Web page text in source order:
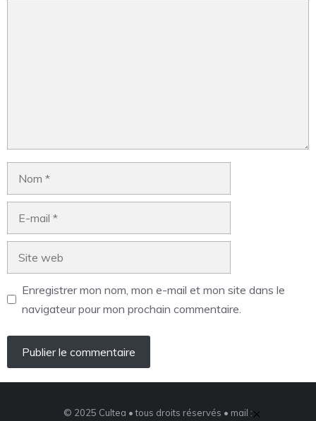
Enregistrer mon nom, mon e-mail et mon site dans le
navigateur pour mon prochain commentaire.
© 2025 Cultea • tous droits réservés • mail :×